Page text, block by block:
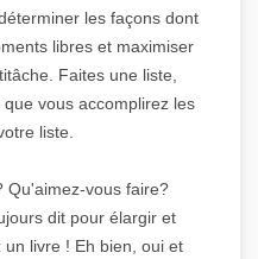
les façons dont
libres et maximiser
Faites une liste,
vous accomplirez les
liste.
Qu'aimez-vous faire?
dit pour élargir et
livre ! Eh bien, oui et